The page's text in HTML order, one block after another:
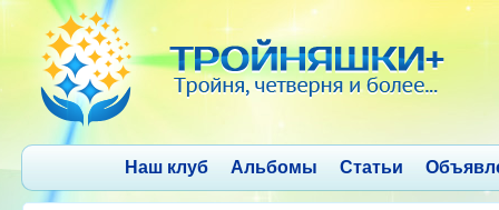
Наш клуб Альбомы Статьи